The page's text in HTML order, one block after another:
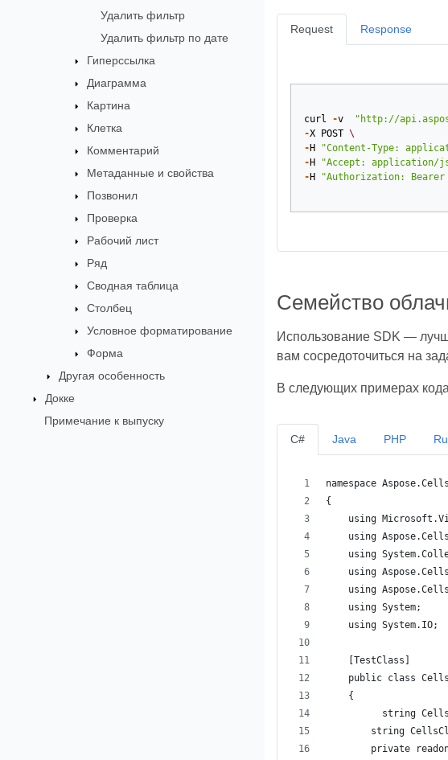
Удалить фильтр
Удалить фильтр по дате
Гиперссылка
Диаграмма
Картина
Клетка
Комментарий
Метаданные и свойства
Позвонил
Проверка
Рабочий лист
Ряд
Сводная таблица
Столбец
Условное форматирование
Форма
Другая особенность
Докке
Примечание к выпуску
Request
curl -v "http://
-X POST \
- H "Content-Type:
- H "Accept: application/
- H "Authorization:
Response
Семейство
Использование SDK —
вам сосредоточиться на
В следующих примерах
C#
namespace
{
using
using
using
using
using
    using System;
    using System.IO;
    [TestClass]
public class
    {
string
string
private
Java PHP